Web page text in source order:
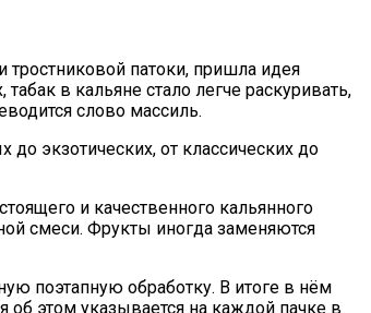
тростниковой патоки, пришла идея
в кальяне стало легче раскуривать,
слово массиль.
экзотических, от классических до
и качественного кальянного
смеси. Фрукты иногда заменяются
поэтапную обработку. В итоге в нём
этом указывается на каждой пачке в